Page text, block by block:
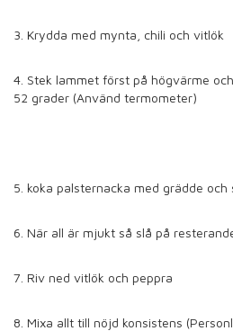
3. Krydda med mynta, chili och vitlök
4. Stek lammet först på högvärme
52 grader (Använd termometer)
5. koka palsternacka med grädde och
6. När all är mjukt så slå på
7. Riv ned vitlök och peppra
8. Mixa allt till nöjd konsistens